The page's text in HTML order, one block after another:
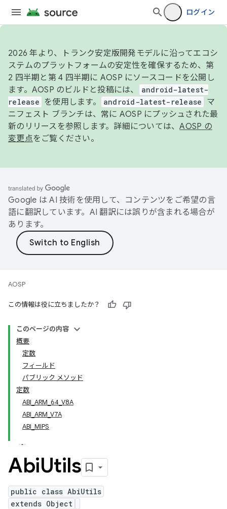
ログイン
2026 年より、トランク安定版開発モデルに沿ってエコシ
ステムのプラットフォームの安定性を確保するため、第
2 四半期と第 4 四半期に AOSP にソースコードを公開し
ます。AOSP のビルドと投稿には、
android-latest-
release
を使用します。 android-latest-release
マ
ニフェスト ブランチは、常に AOSP にプッシュされた最
新のリリースを参照します。詳細については、AOSP の
変更点をご覧ください。
Google は AI 技術を使用して、コンテンツをご希望の言
語に翻訳しています。AI 翻訳には誤りが含まれる場合が
あります。
AOSP
この情報は役に立ちましたか？
このページの内容
概要
定数
フィールド
パブリック メソッド
定数
ABI_ARM_64_V8A
ABI_ARM_V7A
ABI_MIPS
AbiUtils
public class AbiUtils
extends Object